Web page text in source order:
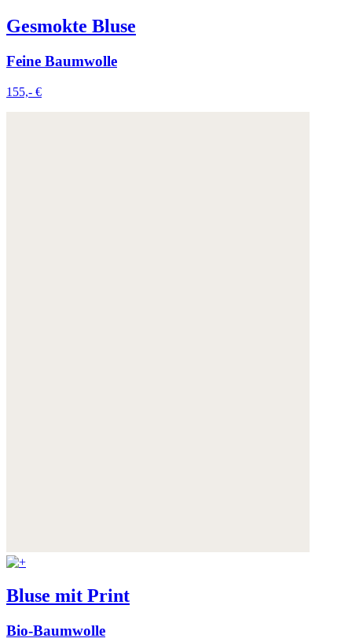
Gesmokte Bluse
Feine Baumwolle
155,- €
Bluse mit Print
Bio-Baumwolle